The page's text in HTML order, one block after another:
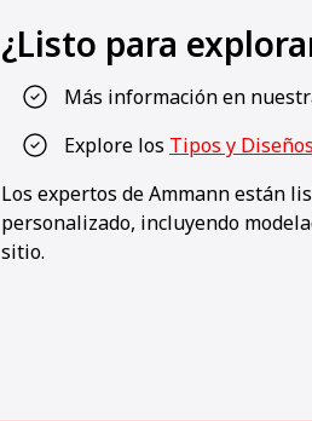
¿Listo para
Más información en
Explore los Tipos y
Los expertos de Ammann están
personalizado, incluyendo
sitio.